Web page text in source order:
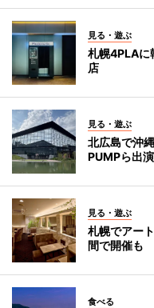
見る・遊ぶ
札幌4PLA
店
見る・遊ぶ
北広島で沖
PUMPら出演
見る・遊ぶ
札幌でアー
間で開催も
食べる